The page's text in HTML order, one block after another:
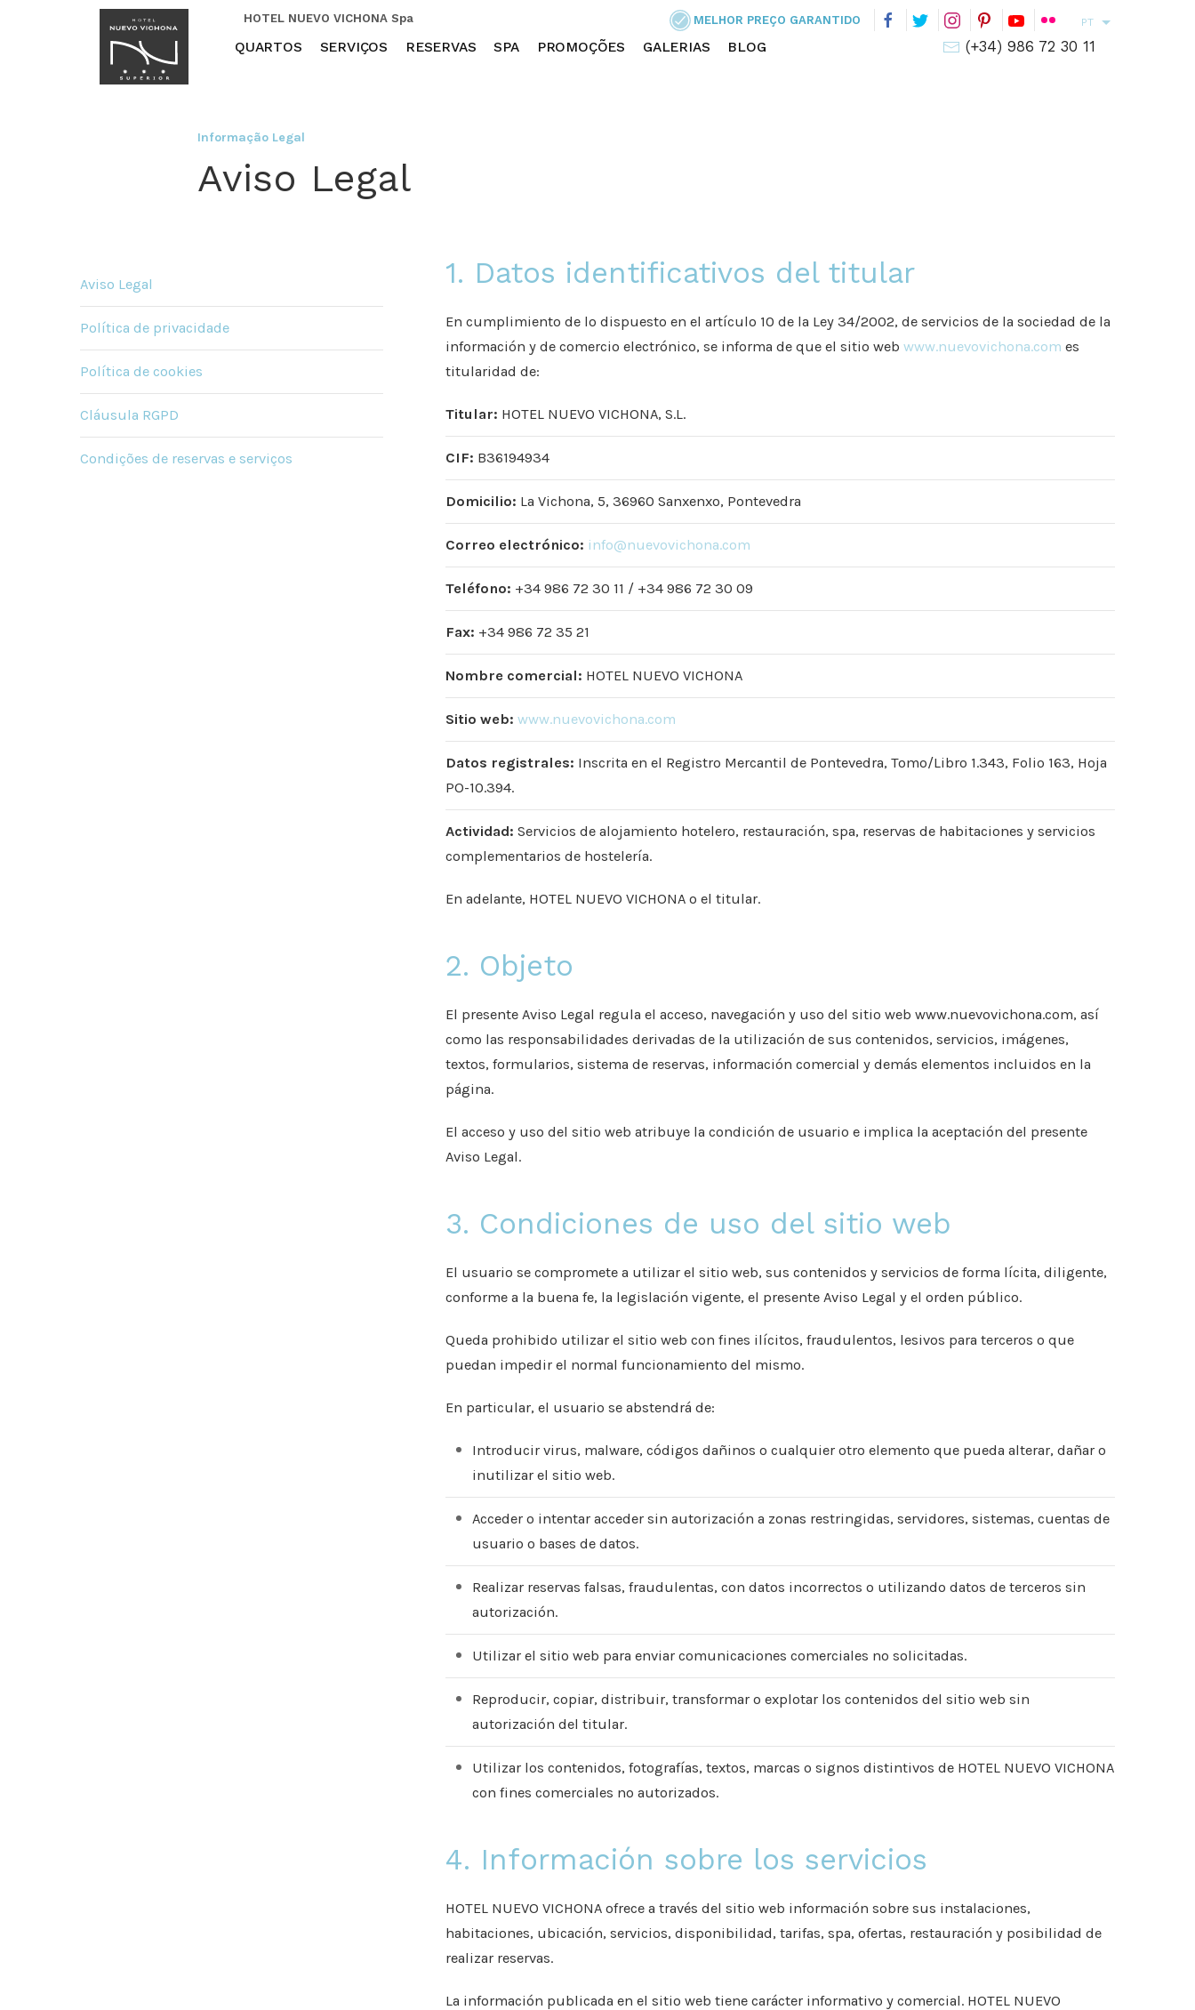
HOTEL NUEVO VICHONA Spa
QUARTOS SERVIÇOS RESERVAS SPA PROMOÇÕES GALERIAS BLOG
PT
MELHOR PREÇO GARANTIDO
(+34) 986 72 30 11
Informação Legal
Aviso Legal
Aviso Legal
Política de privacidade
Política de cookies
Cláusula RGPD
Condições de reservas e serviços
1. Datos identificativos del titular
En cumplimiento de lo dispuesto en el artículo 10 de la Ley 34/2002, de servicios de la sociedad de la
información y de comercio electrónico, se informa de que el sitio webwww.nuevovichona.com es
titularidad de:
Titular: HOTEL NUEVO VICHONA, S.L.
CIF: B36194934
Domicilio: La Vichona, 5, 36960 Sanxenxo, Pontevedra
Correo electrónico: info@nuevovichona.com
Teléfono: +34 986 72 30 11 / +34 986 72 30 09
Fax: +34 986 72 35 21
Nombre comercial: HOTEL NUEVO VICHONA
Sitio web: www.nuevovichona.com
Datos registrales: Inscrita en el Registro Mercantil de Pontevedra, Tomo/Libro 1.343, Folio 163, Hoja
PO-10.394.
Actividad: Servicios de alojamiento hotelero, restauración, spa, reservas de habitaciones y servicios
complementarios de hostelería.
En adelante, HOTEL NUEVO VICHONA o el titular.
2. Objeto
El presente Aviso Legal regula el acceso, navegación y uso del sitio web www.nuevovichona.com, así
como las responsabilidades derivadas de la utilización de sus contenidos, servicios, imágenes,
textos, formularios, sistema de reservas, información comercial y demás elementos incluidos en la
página.
El acceso y uso del sitio web atribuye la condición de usuario e implica la aceptación del presente
Aviso Legal.
3. Condiciones de uso del sitio web
El usuario se compromete a utilizar el sitio web, sus contenidos y servicios de forma lícita, diligente,
conforme a la buena fe, la legislación vigente, el presente Aviso Legal y el orden público.
Queda prohibido utilizar el sitio web con fines ilícitos, fraudulentos, lesivos para terceros o que
puedan impedir el normal funcionamiento del mismo.
En particular, el usuario se abstendrá de:
Introducir virus, malware, códigos dañinos o cualquier otro elemento que pueda alterar, dañar o
inutilizar el sitio web.
Acceder o intentar acceder sin autorización a zonas restringidas, servidores, sistemas, cuentas de
usuario o bases de datos.
Realizar reservas falsas, fraudulentas, con datos incorrectos o utilizando datos de terceros sin
autorización.
Utilizar el sitio web para enviar comunicaciones comerciales no solicitadas.
Reproducir, copiar, distribuir, transformar o explotar los contenidos del sitio web sin
autorización del titular.
Utilizar los contenidos, fotografías, textos, marcas o signos distintivos de HOTEL NUEVO VICHONA
con fines comerciales no autorizados.
4. Información sobre los servicios
HOTEL NUEVO VICHONA ofrece a través del sitio web información sobre sus instalaciones,
habitaciones, ubicación, servicios, disponibilidad, tarifas, spa, ofertas, restauración y posibilidad de
realizar reservas.
La información publicada en el sitio web tiene carácter informativo y comercial. HOTEL NUEVO